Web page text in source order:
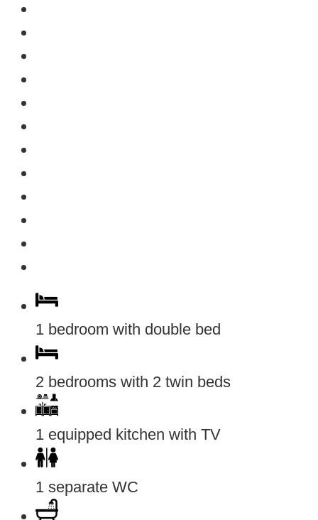
1 bedroom with double bed
2 bedrooms with 2 twin beds
1 equipped kitchen with TV
1 separate WC